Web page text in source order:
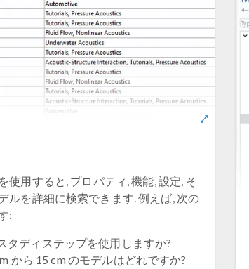
用すると, プロパティ, 機能, 設定, そ
ルを詳細に検索できます. 例えば, 次の
:
タディステップを使用しますか?
から 15 cm のモデルはどれですか?